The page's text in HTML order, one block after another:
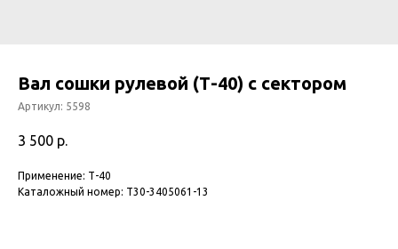
Вал сошки рулевой (Т-40) с сектором
Артикул: 5598
3 500 р.
Применение: Т-40
Каталожный номер: Т30-3405061-13